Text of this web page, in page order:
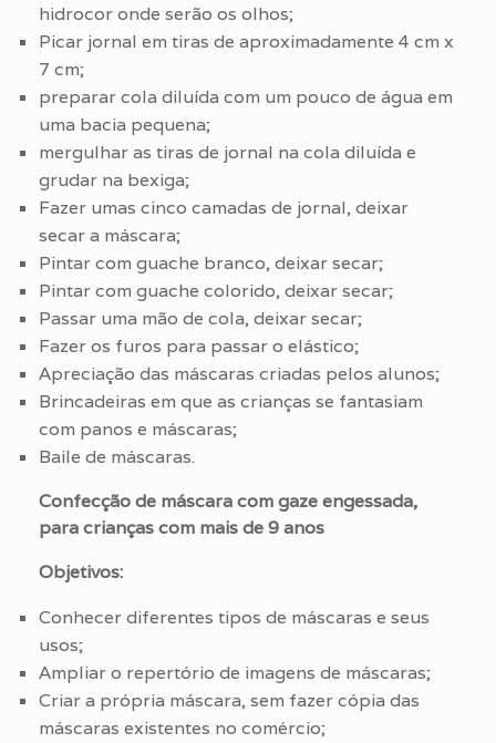
hidrocor onde serão os olhos;
Picar jornal em tiras de aproximadamente 4 cm x
7 cm;
preparar cola diluída com um pouco de água em
uma bacia pequena;
mergulhar as tiras de jornal na cola diluída e
grudar na bexiga;
Fazer umas cinco camadas de jornal, deixar
secar a máscara;
Pintar com guache branco, deixar secar;
Pintar com guache colorido, deixar secar;
Passar uma mão de cola, deixar secar;
Fazer os furos para passar o elástico;
Apreciação das máscaras criadas pelos alunos;
Brincadeiras em que as crianças se fantasiam
com panos e máscaras;
Baile de máscaras.
Confecção de máscara com gaze engessada,
para crianças com mais de 9 anos
Objetivos:
Conhecer diferentes tipos de máscaras e seus
usos;
Ampliar o repertório de imagens de máscaras;
Criar a própria máscara, sem fazer cópia das
máscaras existentes no comércio;